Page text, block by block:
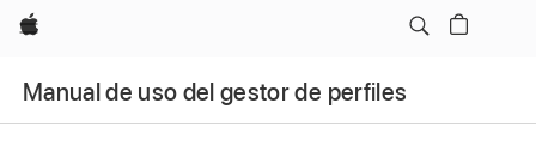
Apple
Manual de uso del gestor de perfiles